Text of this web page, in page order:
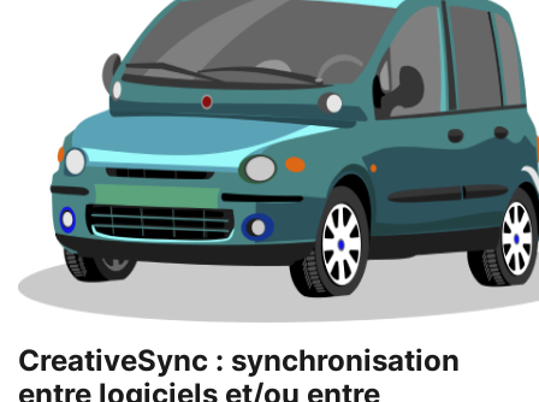
CreativeSync : synchronisation
entre logiciels et/ou entre